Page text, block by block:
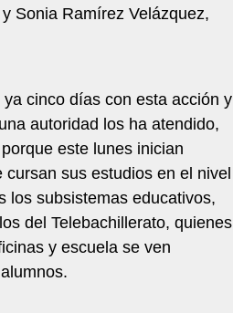
Sonia Ramírez Velázquez,
cinco días con esta acción y
autoridad los ha atendido,
este lunes inician
sus estudios en el nivel
los subsistemas educativos,
del Telebachillerato, quienes
y escuela se ven